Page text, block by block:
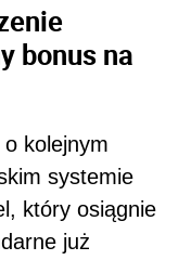
bonus na
kolejnym
systemie
który osiągnie
już